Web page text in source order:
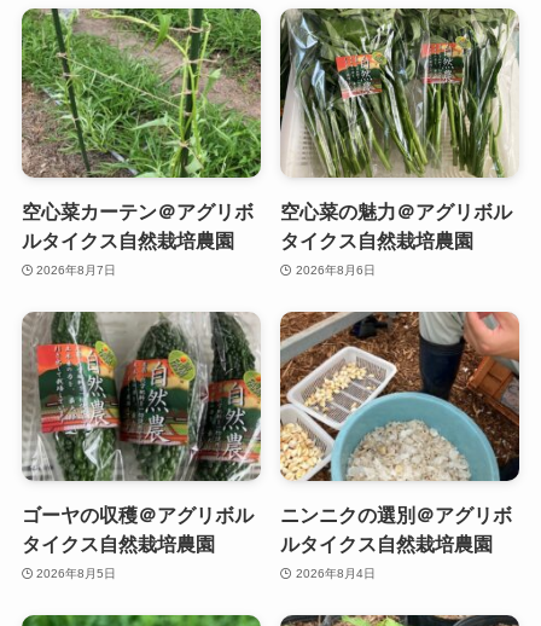
空心菜カーテン＠アグリボ
ルタイクス自然栽培農園
2026年8月7日
空心菜の魅力＠アグリボル
タイクス自然栽培農園
2026年8月6日
ゴーヤの収穫＠アグリボル
タイクス自然栽培農園
2026年8月5日
ニンニクの選別＠アグリボ
ルタイクス自然栽培農園
2026年8月4日